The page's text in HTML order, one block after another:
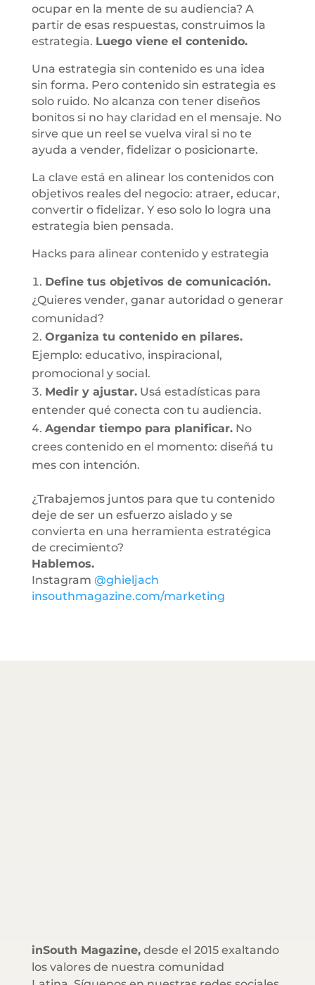
ocupar en la mente de su audiencia? A
partir de esas respuestas, construimos la
estrategia. Luego viene el contenido.
Una estrategia sin contenido es una idea
sin forma. Pero contenido sin estrategia es
solo ruido. No alcanza con tener diseños
bonitos si no hay claridad en el mensaje. No
sirve que un reel se vuelva viral si no te
ayuda a vender, fidelizar o posicionarte.
La clave está en alinear los contenidos con
objetivos reales del negocio: atraer, educar,
convertir o fidelizar. Y eso solo lo logra una
estrategia bien pensada.
Hacks para alinear contenido y estrategia
Define tus objetivos de comunicación.
¿Quieres vender, ganar autoridad o generar
comunidad?
Organiza tu contenido en pilares.
Ejemplo: educativo, inspiracional,
promocional y social.
Medir y ajustar.Usá estadísticas para
entender qué conecta con tu audiencia.
Agendar tiempo para planificar.No
crees contenido en el momento: diseñá tu
mes con intención.
¿Trabajemos juntos para que tu contenido
deje de ser un esfuerzo aislado y se
convierta en una herramienta estratégica
de crecimiento?
Hablemos.
Instagram @ghieljach
insouthmagazine.com/marketing
inSouth Magazine,desde el 2015 exaltando
los valores de nuestra comunidad